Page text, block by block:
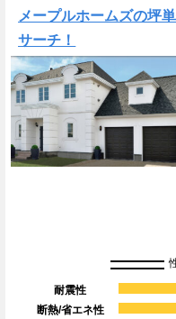
メープルホームズの坪
サーチ！
耐震性
断熱/省エネ性